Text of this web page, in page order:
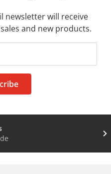
newsletter will receive
and new products.